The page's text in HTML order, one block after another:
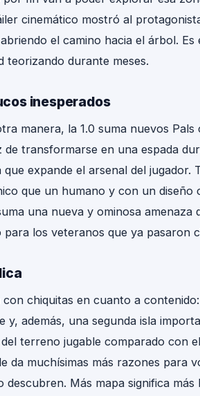
cinemático mostró al
el camino hacia el árbol.
teorizando durante meses.
inesperados
manera, la 1.0 suma nuevos Pals
de transformarse en una espada
expande el arsenal del jugador.
que un humano y con un diseño
una nueva y ominosa
los veteranos que ya pasaron
con chiquitas en cuanto a
y, además, una segunda isla
terreno jugable comparado con
da muchísimas más razones para
Más mapa significa más